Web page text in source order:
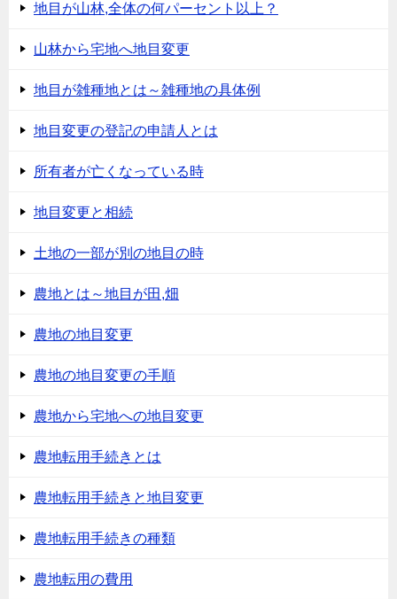
地目が山林,全体の何パーセント以上？
山林から宅地へ地目変更
地目が雑種地とは～雑種地の具体例
地目変更の登記の申請人とは
所有者が亡くなっている時
地目変更と相続
土地の一部が別の地目の時
農地とは～地目が田,畑
農地の地目変更
農地の地目変更の手順
農地から宅地への地目変更
農地転用手続きとは
農地転用手続きと地目変更
農地転用手続きの種類
農地転用の費用